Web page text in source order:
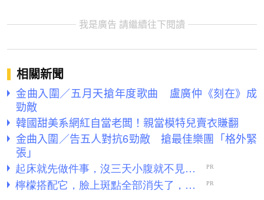
我是廣告 請繼續往下閱讀
相關新聞
金曲入圍／五月天搶年度歌曲 盧廣仲《刻在》成
勁敵
韓國甜美系網紅自當老闆！親當模特兒賣衣賺翻
金曲入圍／告五人對抗6勁敵 搶最佳樂團「格外緊
張」